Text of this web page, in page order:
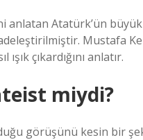
anlatan Atatürk’ün
Mustafa
çıkardığını anlatır.
miydi?
görüşünü kesin bir